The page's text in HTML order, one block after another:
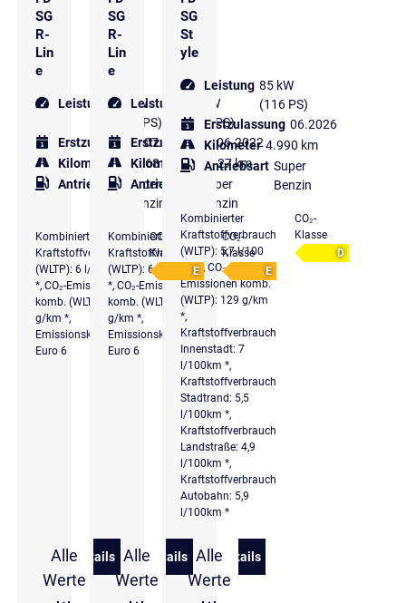
SG
R-
Lin
e
Leistung 81 kW
(110 PS)
Erstzulassung 07.2023
Kilometer 23.268 km
Antriebsart
Super
Benzin
Kombinierter
Kraftstoffverbrauch
(WLTP): 6 l/100 km
*, CO₂-Emissionen
komb. (WLTP): 137
g/km *,
Emissionsklasse
Euro 6
CO₂-
Klasse
E
Alle
Werte
Details
zu Volkswagen Taigo 1,0 l TSI DSG R-Line
SG
R-
Lin
e
Leistung
81 kW
(110 PS)
Erstzulassung 06.2022
Kilometer 33.227 km
Antriebsart
Super
Benzin
Kombinierter
Kraftstoffverbrauch
(WLTP): 6 l/100 km
*, CO₂-Emissionen
komb. (WLTP): 136
g/km *,
Emissionsklasse
Euro 6
CO₂-
Klasse
E
Alle
Werte
Details
zu Volkswagen Taigo 1,0 l TSI DSG R-
SG
St
yle
Leistung 85 kW
(116 PS)
Erstzulassung 06.2026
Kilometer 4.990 km
Antriebsart Super
Benzin
Kombinierter
Kraftstoffverbrauch
(WLTP): 5,7 l/100
km *, CO₂-
Emissionen komb.
(WLTP): 129 g/km
*,
Kraftstoffverbrauch
Innenstadt: 7
l/100km *,
Kraftstoffverbrauch
Stadtrand: 5,5
l/100km *,
Kraftstoffverbrauch
Landstraße: 4,9
l/100km *,
Kraftstoffverbrauch
Autobahn: 5,9
l/100km *
CO₂-
Klasse
D
Alle
Werte
Details
zu Volkswagen Taigo 1,0 l